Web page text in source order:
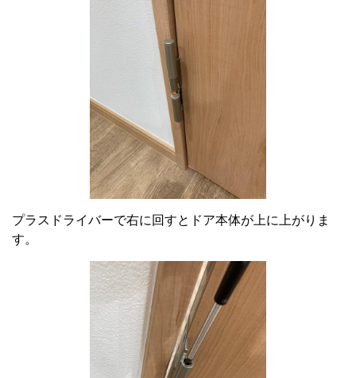
プラスドライバーで右に回すとドア本体が上に上がりま
す。